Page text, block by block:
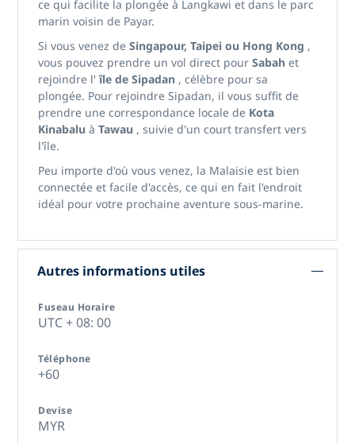
ce qui facilite la plongée à Langkawi et dans le parc
marin voisin de Payar.
Si vous venez deSingapour, Taipei ou Hong Kong ,
vous pouvez prendre un vol direct pourSabah et
rejoindre l'île de Sipadan , célèbre pour sa
plongée. Pour rejoindre Sipadan, il vous suffit de
prendre une correspondance locale de Kota
Kinabalu àTawau , suivie d'un court transfert vers
l'île.
Peu importe d'où vous venez, la Malaisie est bien
connectée et facile d'accès, ce qui en fait l'endroit
idéal pour votre prochaine aventure sous-marine.
Autres informations utiles
Fuseau Horaire
UTC + 08: 00
Téléphone
+60
Devise
MYR